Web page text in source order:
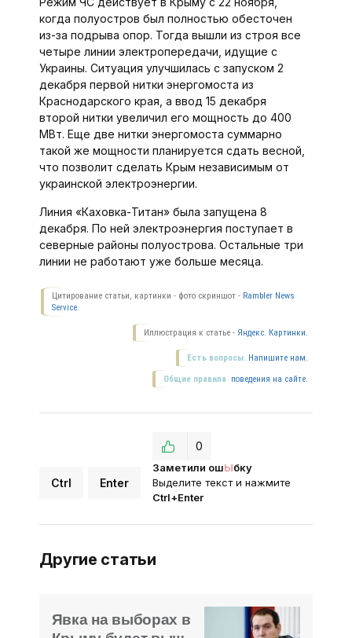
когда полуостров был полностью обесточен
из-за подрыва опор. Тогда вышли из строя все
четыре линии электропередачи, идущие с
Украины. Ситуация улучшилась с запуском 2
декабря первой нитки энергомоста из
Краснодарского края, а ввод 15 декабря
второй нитки увеличил его мощность до 400
МВт. Еще две нитки энергомоста суммарно
такой же мощности планируется сдать весной,
что позволит сделать Крым независимым от
украинской электроэнергии.
Линия «Каховка-Титан» была запущена 8
декабря. По ней электроэнергия поступает в
северные районы полуострова. Остальные три
линии не работают уже больше месяца.
Цитирование статьи, картинки - фото скриншот - Rambler News
Service.
Иллюстрация к статье - Яндекс. Картинки.
Есть вопросы. Напишите нам.
Общие правила поведения на сайте.
Ctrl Enter
Заметили ошЫбку
Выделите текст и нажмите
Ctrl+Enter
0
Другие статьи
Явка на выборах в